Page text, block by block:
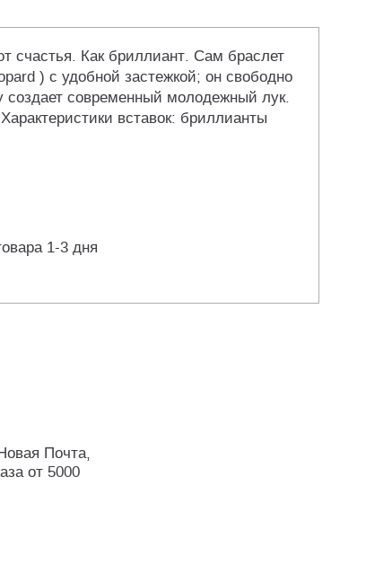
счастья. Как бриллиант. Сам браслет
) с удобной застежкой; он свободно
создает современный молодежный лук.
вставок: бриллианты
1-3 дня
Почта,
от 5000